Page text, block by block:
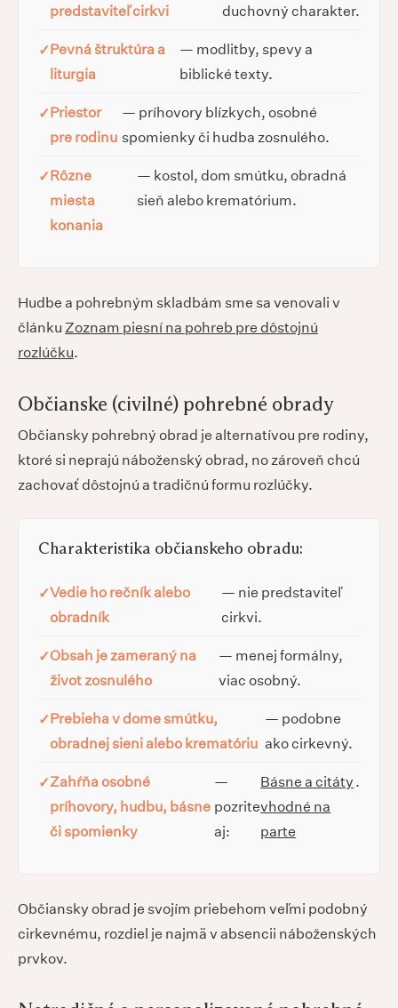
predstaviteľ cirkvi
duchovný charakter.
Pevná štruktúra a
liturgia
— modlitby, spevy a
biblické texty.
Priestor
pre rodinu
— príhovory blízkych, osobné
spomienky či hudba zosnulého.
Rôzne
miesta
konania
— kostol, dom smútku, obradná
sieň alebo krematórium.
Hudbe a pohrebným skladbám sme sa venovali v
článku Zoznam piesní na pohreb pre dôstojnú
rozlúčku.
Občianske (civilné) pohrebné obrady
Občiansky pohrebný obrad je alternatívou pre rodiny,
ktoré si neprajú náboženský obrad, no zároveň chcú
zachovať dôstojnú a tradičnú formu rozlúčky.
Charakteristika občianskeho obradu:
Vedie ho rečník alebo
obradník
— nie predstaviteľ
cirkvi.
Obsah je zameraný na
život zosnulého
— menej formálny,
viac osobný.
Prebieha v dome smútku,
obradnej sieni alebo krematóriu
— podobne
ako cirkevný.
Zahŕňa osobné
príhovory, hudbu, básne
či spomienky
—
pozrite
aj:
Básne a citáty
vhodné na
parte
.
Občiansky obrad je svojím priebehom veľmi podobný
cirkevnému, rozdiel je najmä v absencii náboženských
prvkov.